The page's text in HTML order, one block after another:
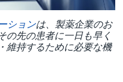
ションは、製薬企業のお
の先の患者に一日も早く
維持するために必要な機